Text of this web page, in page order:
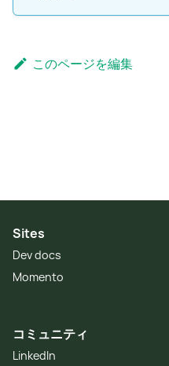
このページを編集
Sites
Dev docs
Momento
コミュニティ
LinkedIn